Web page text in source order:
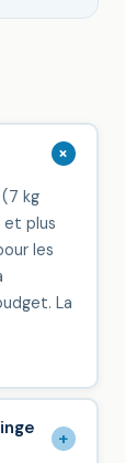
+
kg
et plus
les
La
+